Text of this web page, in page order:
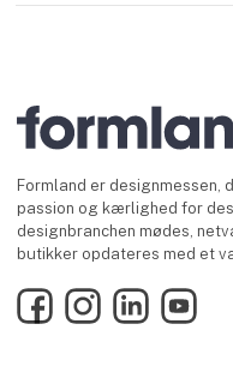
Formland er designmessen,
passion og kærlighed for
designbranchen mødes,
butikker opdateres med et
FacebookInstagramLinkedInYouTube